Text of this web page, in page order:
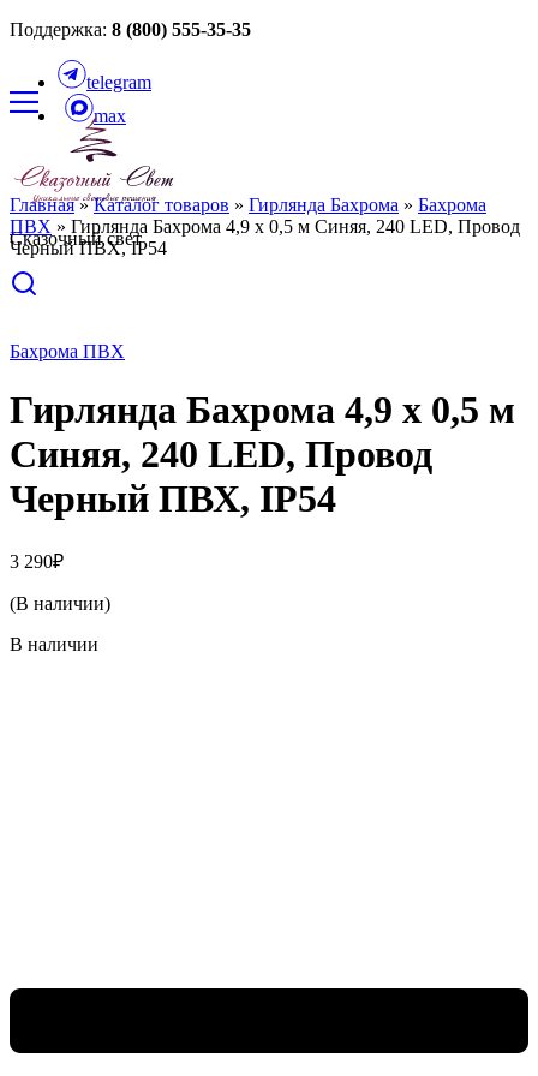
Поддержка: 8 (800) 555-35-35
telegram
max
Сказочный свет
Главная»Каталог товаров » Гирлянда Бахрома » Бахрома
ПВХ » Гирлянда Бахрома 4,9 x 0,5 м Синяя, 240 LED, Провод
Черный ПВХ, IP54
Бахрома ПВХ
Гирлянда Бахрома 4,9 x 0,5 м
Синяя, 240 LED, Провод
Черный ПВХ, IP54
3 290₽
(В наличии)
В наличии